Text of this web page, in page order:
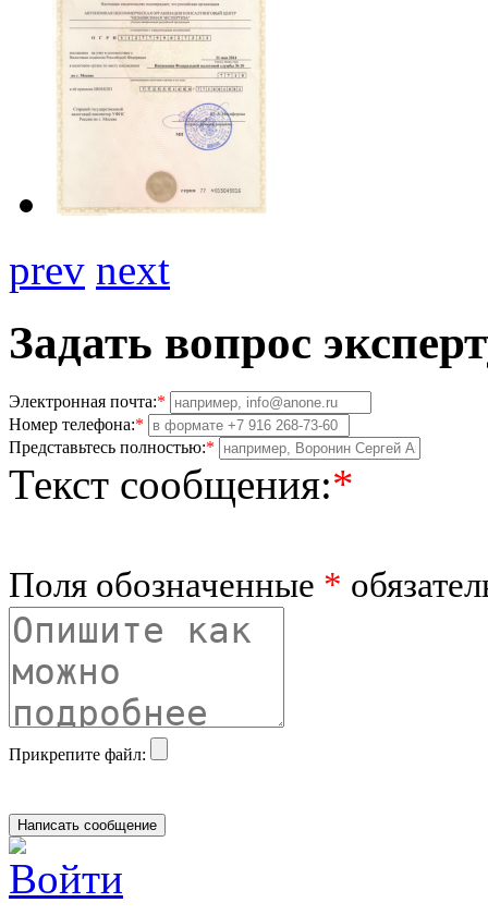
prev next
Задать вопрос
Электронная почта:*
Номер телефона:*
Представьтесь полностью:*
Текст сообщения:*
Поля обозначенные *
Прикрепите файл: